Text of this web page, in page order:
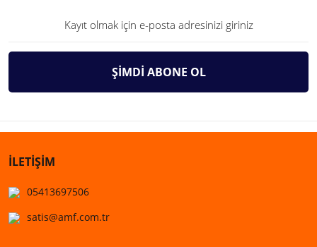
ŞİMDİ ABONE OL
İLETİŞİM
05413697506
satis@amf.com.tr